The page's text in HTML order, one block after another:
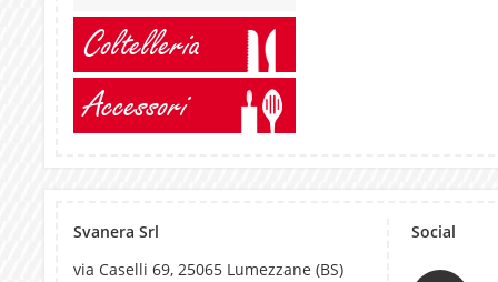
Coltelleria
Accessori
Svanera Srl
via Caselli 69, 25065 Lumezzane (BS)
Social